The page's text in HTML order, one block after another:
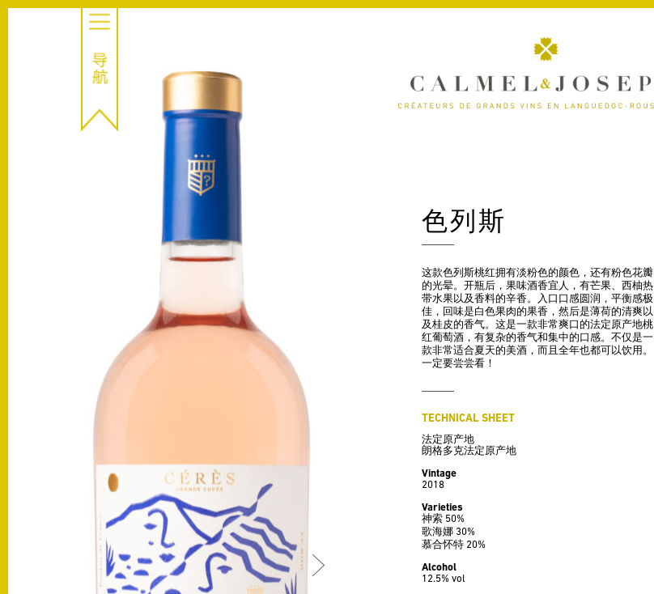
色列斯
这款色列斯桃红拥有淡粉色的颜色，还有粉色花瓣
的光晕。开瓶后，果味酒香宜人，有芒果、西柚热
带水果以及香料的辛香。入口口感圆润，平衡感极
佳，回味是白色果肉的果香，然后是薄荷的清爽以
及桂皮的香气。这是一款非常爽口的法定原产地桃
红葡萄酒，有复杂的香气和集中的口感。不仅是一
款非常适合夏天的美酒，而且全年也都可以饮用。
一定要尝尝看！
TECHNICAL SHEET
法定原产地
朗格多克法定原产地
Vintage
2018
Varieties
神索 50%
歌海娜 30%
慕合怀特 20%
Alcohol
12.5% vol